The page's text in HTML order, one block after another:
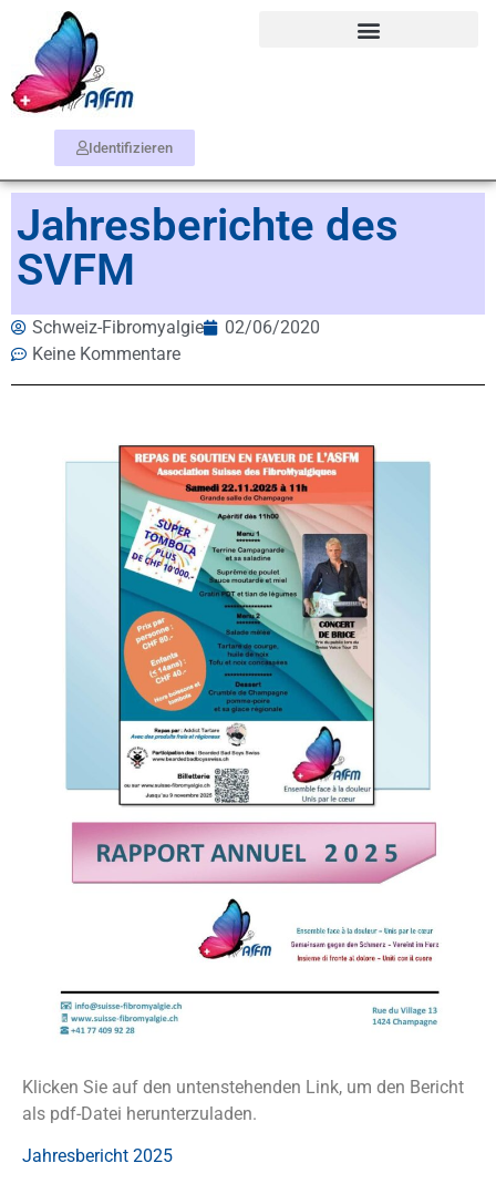
Identifizieren
Jahresberichte des
SVFM
Schweiz-Fibromyalgie
02/06/2020
Keine Kommentare
Klicken Sie auf den untenstehenden Link, um den Bericht
als pdf-Datei herunterzuladen.
Jahresbericht 2025